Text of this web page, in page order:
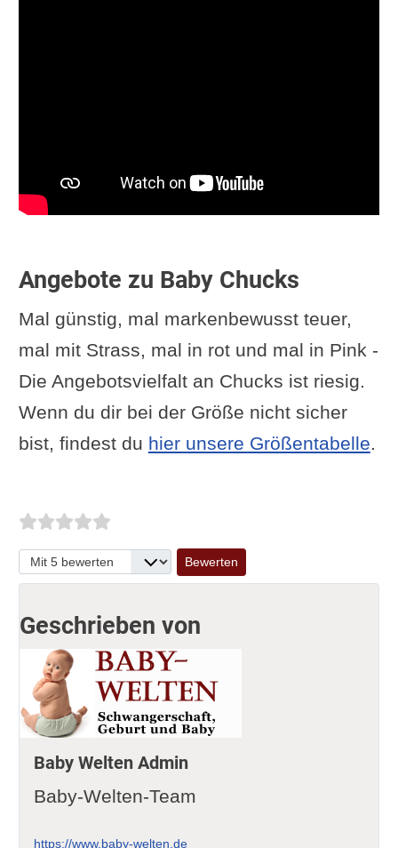
Angebote zu Baby Chucks
Mal günstig, mal markenbewusst teuer,
mal mit Strass, mal in rot und mal in Pink -
Die Angebotsvielfalt an Chucks ist riesig.
Wenn du dir bei der Größe nicht sicher
bist, findest du hier unsere Größentabelle.
Bitte bewerten
Geschrieben von
Baby Welten Admin
Baby-Welten-Team
https://www.baby-welten.de